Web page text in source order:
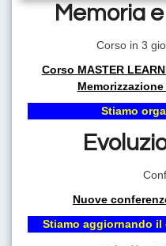
Memoria
Corso in 3
Corso MASTER
Stiamo
Nuove
Stiamo aggiornando il